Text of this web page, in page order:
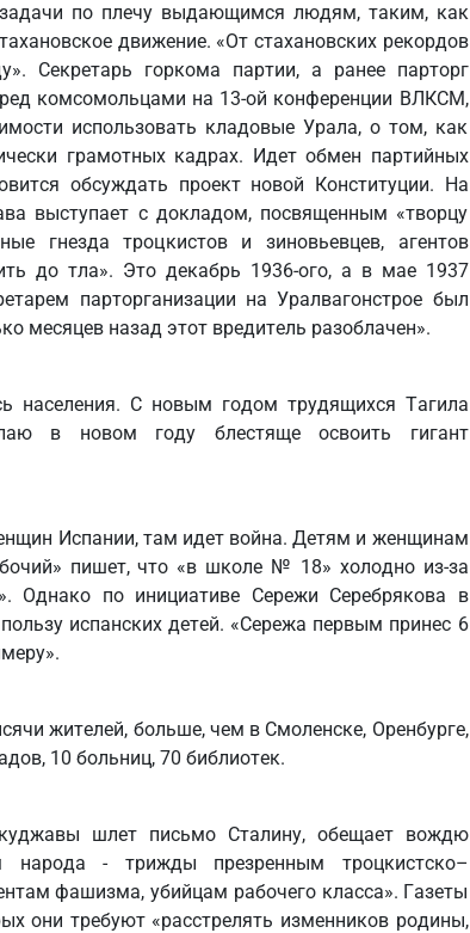
по плечу выдающимся людям, таким, как
движение. «От стахановских рекордов
Секретарь горкома партии, а ранее парторг
комсомольцами на 13-ой конференции ВЛКСМ,
использовать кладовые Урала, о том, как
грамотных кадрах. Идет обмен партийных
обсуждать проект новой Конституции. На
выступает с докладом, посвященным «творцу
гнезда троцкистов и зиновьевцев, агентов
до тла». Это декабрь 1936-ого, а в мае 1937
парторганизации на Уралвагонстрое был
месяцев назад этот вредитель разоблачен».
населения. С новым годом трудящихся Тагила
в новом году блестяще освоить гигант
Испании, там идет война. Детям и женщинам
пишет, что «в школе № 18» холодно из-за
Однако по инициативе Сережи Серебрякова в
испанских детей. «Сережа первым принес 6
жителей, больше, чем в Смоленске, Оренбурге,
10 больниц, 70 библиотек.
шлет письмо Сталину, обещает вождю
народа - трижды презренным троцкистско–
фашизма, убийцам рабочего класса». Газеты
они требуют «расстрелять изменников родины,